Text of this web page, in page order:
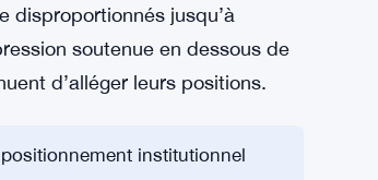
une vente mesurée dans la